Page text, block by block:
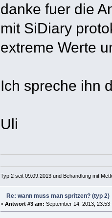
danke fuer die
mit SiDiary
extreme Werte
Ich spreche ihn
Uli
Typ 2 seit 09.09.2013 und Behandlung mit
Re: wann muss man spritzen? (typ 2)
« Antwort #3 am: September 14, 2013, 23:53